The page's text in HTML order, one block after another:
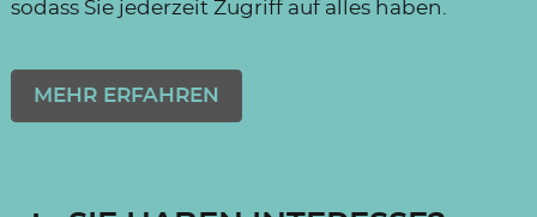
sodass Sie jederzeit Zugriff auf alles haben.
MEHR ERFAHREN